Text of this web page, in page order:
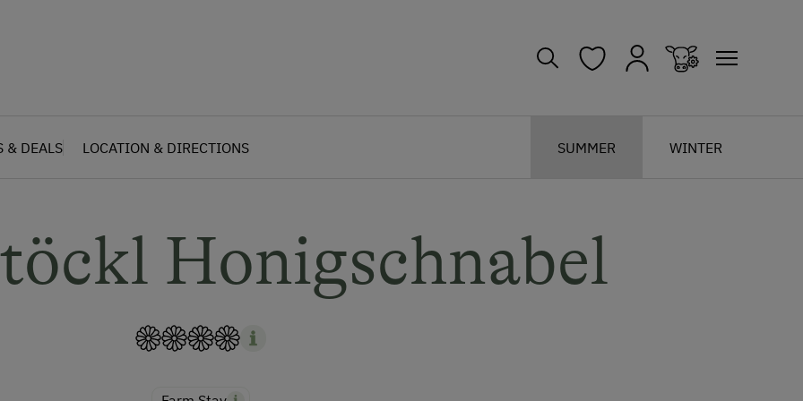
& DEALS LOCATION & DIRECTIONS SUMMER WINTER
Honigschnabel